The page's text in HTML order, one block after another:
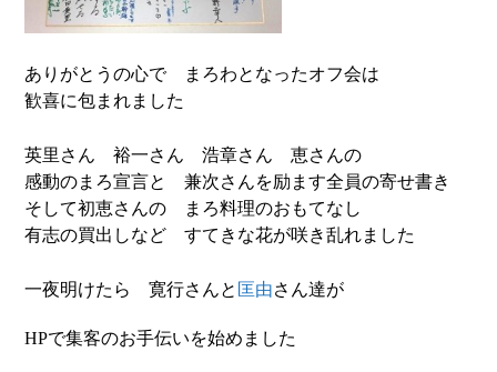
ありがとうの心で まろわとなったオフ会は
歓喜に包まれました
英里さん 裕一さん 浩章さん 恵さんの
感動のまろ宣言と 兼次さんを励ます全員の寄せ書き
そして初恵さんの まろ料理のおもてなし
有志の買出しなど すてきな花が咲き乱れました
一夜明けたら 寛行さんと匡由さん達が
HPで集客のお手伝いを始めました